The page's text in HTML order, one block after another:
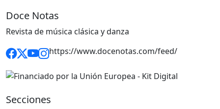
Doce Notas
Revista de música clásica y danza
https://www.docenotas.com/feed/
Secciones